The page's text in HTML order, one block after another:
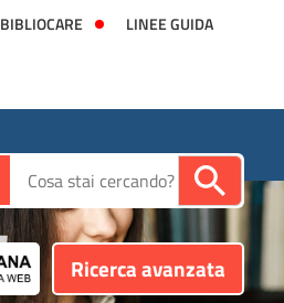
BIBLIOCARE
LINEE GUIDA
Cerca su "Catalogo"
Ricerca avanzata